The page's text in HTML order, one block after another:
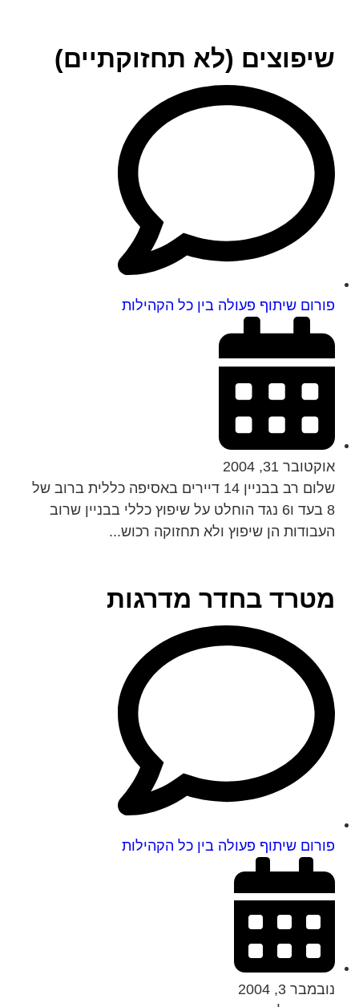
שיפוצים (לא תחזוקתיים)
פורום שיתוף פעולה בין כל הקהילות
אוקטובר 31, 2004
שלום רב בבניין 14 דיירים באסיפה כללית ברוב של
8 בעד ו6 נגד הוחלט על שיפוץ כללי בבניין שרוב
העבודות הן שיפוץ ולא תחזוקה רכוש...
מטרד בחדר מדרגות
פורום שיתוף פעולה בין כל הקהילות
נובמבר 3, 2004